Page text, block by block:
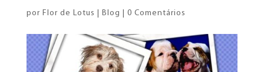
por Flor de Lotus Blog 0 Comentários